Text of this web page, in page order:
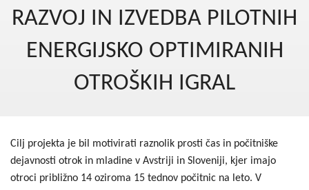
RAZVOJ IN IZVEDBA PILOTNIH
ENERGIJSKO OPTIMIRANIH
OTROŠKIH IGRAL
Cilj projekta je bil motivirati raznolik prosti čas in počitniške
dejavnosti otrok in mladine v Avstriji in Sloveniji, kjer imajo
otroci približno 14 oziroma 15 tednov počitnic na leto. V